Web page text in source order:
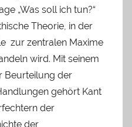
„Was soll ich tun?“
Theorie, in der
zur zentralen Maxime
wird. Mit seinem
Beurteilung der
gehört Kant
der
der